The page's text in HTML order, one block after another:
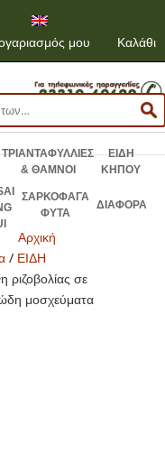
μου
Καλάθι
ΤΡΙΑΝΤΑΦΥΛΛΙΕΣ
& ΘΑΜΝΟΙ
ΕΙΔΗ
ΚΗΠΟΥ
ΣΑΡΚΟΦΑΓΑ
ΦΥΤΑ
ΔΙΑΦΟΡΑ
Αρχική
/ ΕΙΔΗ
σε
μοσχεύματα